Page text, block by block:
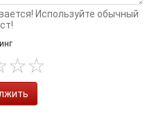
Используйте обычный